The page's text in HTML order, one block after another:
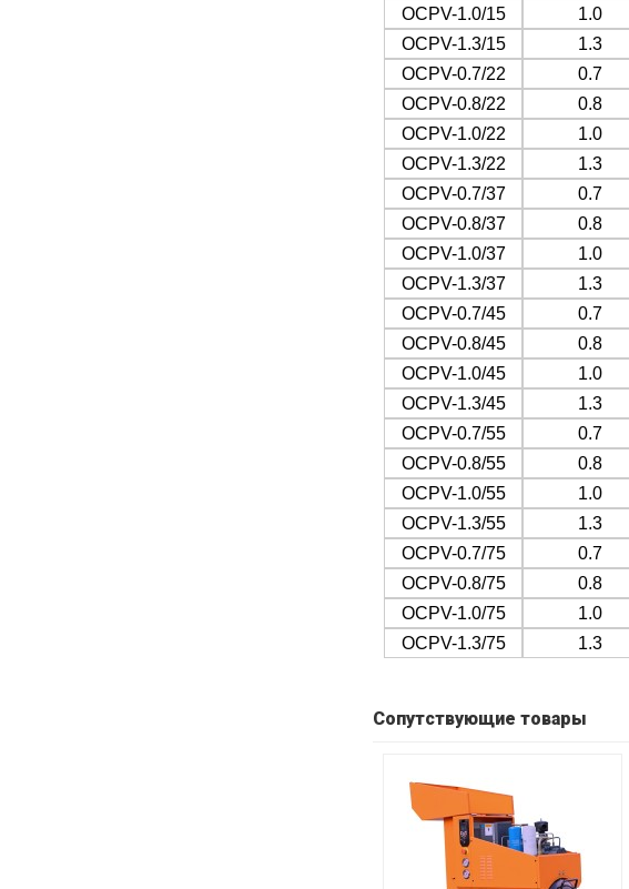
OCPV-1.0/15
1.0
OCPV-1.3/15
1.3
OCPV-0.7/22
0.7
OCPV-0.8/22 0.8
OCPV-1.0/22
1.0
OCPV-1.3/22
1.3
OCPV-0.7/37
0.7
OCPV-0.8/37 0.8
OCPV-1.0/37
1.0
OCPV-1.3/37
1.3
OCPV-0.7/45
0.7
OCPV-0.8/45 0.8
OCPV-1.0/45
1.0
OCPV-1.3/45
1.3
OCPV-0.7/55
0.7
OCPV-0.8/55 0.8
OCPV-1.0/55
1.0
OCPV-1.3/55
1.3
OCPV-0.7/75
0.7
OCPV-0.8/75 0.8
OCPV-1.0/75
1.0
OCPV-1.3/75
1.3
Сопутствующие товары